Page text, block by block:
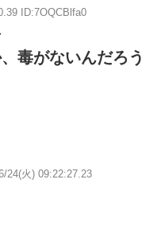
ID:7OQCBlfa0
毒がないんだろう
24(火) 09:22:27.23